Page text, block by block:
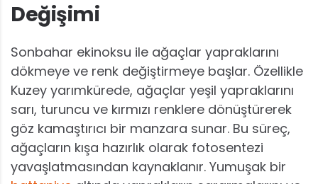
Değişimi
Sonbahar ekinoksu ile ağaçlar yapraklarını
dökmeye ve renk değiştirmeye başlar. Özellikle
Kuzey yarımkürede, ağaçlar yeşil yapraklarını
sarı, turuncu ve kırmızı renklere dönüştürerek
göz kamaştırıcı bir manzara sunar. Bu süreç,
ağaçların kışa hazırlık olarak fotosentezi
yavaşlatmasından kaynaklanır. Yumuşak bir